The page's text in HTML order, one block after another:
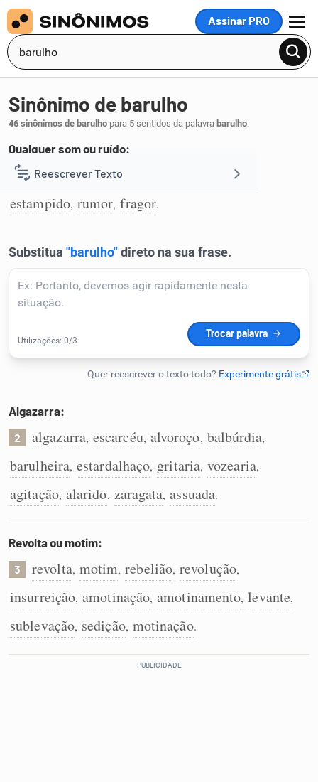
Assinar PRO
MENU
Reescrever Texto
Resumir Texto
Corrigir Texto
Detector de IA
Humanizador de IA
Cata-letras
Conexões
Caça-palavras
Dicionário
Sinônimos
Sinônimo de barulho
46 sinônimos de barulho para 5 sentidos da palavra barulho:
Qualquer som ou ruído:
1 som,ruído,estrondo estrépito
estampido, rumor, fragor.
Algazarra:
2 algazarra, escarcéu, alvoroço, balbúrdia,
barulheira, estardalhaço, gritaria, vozearia,
agitação, alarido, zaragata, assuada.
Revolta ou motim:
3 revolta, motim, rebelião, revolução,
insurreição, amotinação, amotinamento, levante,
sublevação, sedição, motinação.